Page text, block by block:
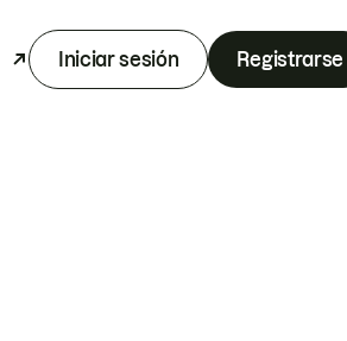
Iniciar sesión Registrarse